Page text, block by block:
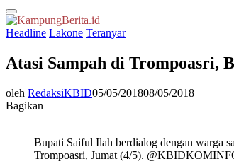
Primary
Menu
Headline Lakone Teranyar
Atasi Sampah di Trompoasri,
oleh RedaksiKBID05/05/201808/05/2018
Bagikan
Bupati Saiful Ilah berdialog dengan warga
Trompoasri, Jumat (4/5).